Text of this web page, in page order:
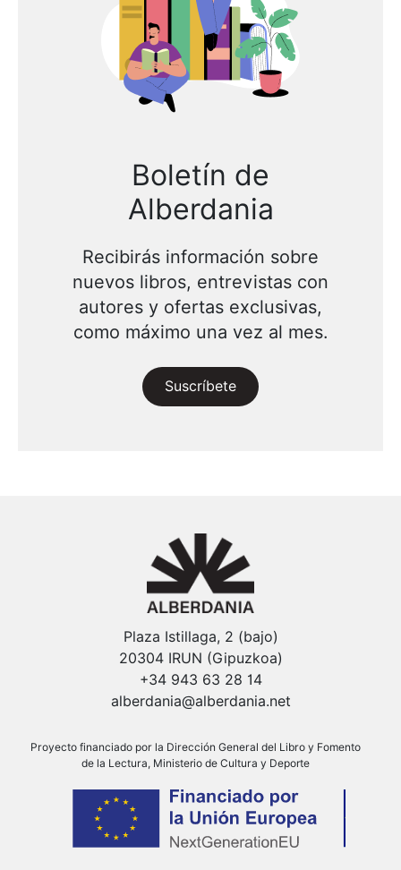
Boletín de
Alberdania
Recibirás información sobre
nuevos libros, entrevistas con
autores y ofertas exclusivas,
como máximo una vez al mes.
Suscríbete
Plaza Istillaga, 2 (bajo)
20304 IRUN (Gipuzkoa)
+34 943 63 28 14
alberdania@alberdania.net
Proyecto financiado por la Dirección General del Libro y Fomento
de la Lectura, Ministerio de Cultura y Deporte